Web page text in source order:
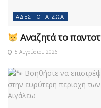
ΑΔΈΣΠΟΤΑ ΖΏΑ
Αναζητά το
5 Αυγούστου 2026